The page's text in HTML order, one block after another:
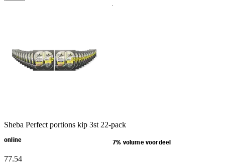
Sheba Perfect portions kip 3st 22-pack
online 7% volume voordeel
77.54